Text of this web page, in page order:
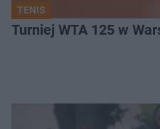
TENIS
Turniej WTA 125 w